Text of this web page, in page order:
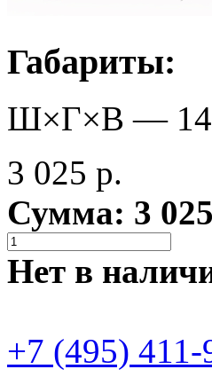
Габариты:
Ш×Г×В —
3 025 р.
Сумма: 3 025
Нет в
+7 (495) 411-